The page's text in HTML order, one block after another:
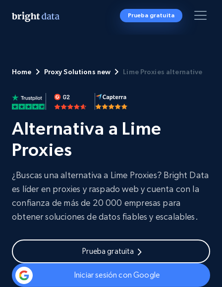
Prueba gratuita
Home Proxy Solutions new Lime Proxies alternative
Alternativa a Lime
Proxies
¿Buscas una alternativa a Lime Proxies? Bright Data
es líder en proxies y raspado web y cuenta con la
confianza de más de 20 000 empresas para
obtener soluciones de datos fiables y escalables.
Prueba gratuita
Iniciar sesión con Google